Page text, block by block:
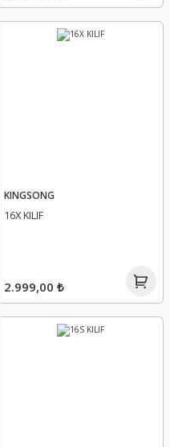
KINGSONG
16X KILIF
2.999,00 ₺